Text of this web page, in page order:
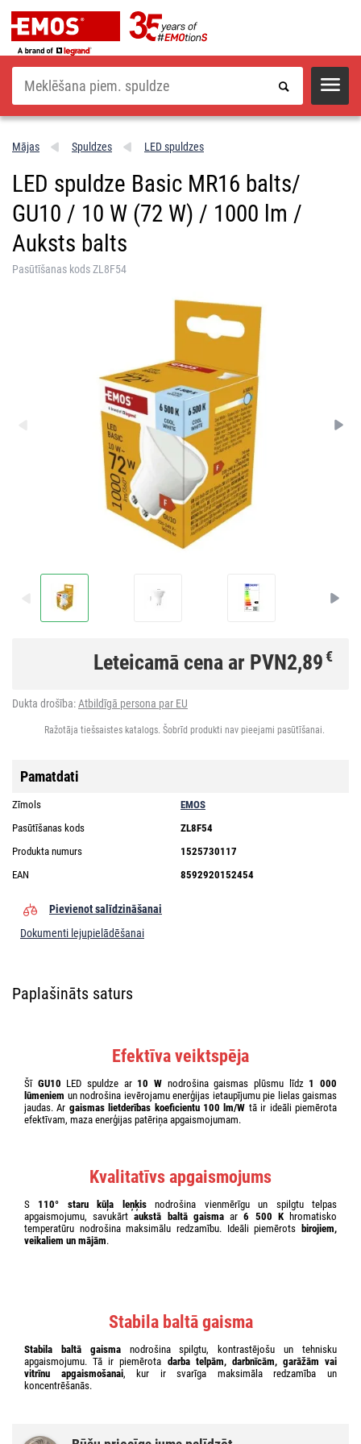
Meklēšana
Mājas Spuldzes LED spuldzes
LED spuldze Basic MR16 balts/
GU10 / 10 W (72 W) / 1000 lm /
Auksts balts
Pasūtīšanas kods ZL8F54
Leteicamā cena ar PVN2,89€
Dukta drošība:Atbildīgā persona par EU
Ražotāja tiešsaistes katalogs. Šobrīd produkti nav pieejami pasūtīšanai.
Pamatdati
Zīmols
EMOS
Pasūtīšanas kods
ZL8F54
Produkta numurs
1525730117
EAN
8592920152454
Pievienot salīdzināšanai
Dokumenti lejupielādēšanai
Paplašināts saturs
Efektīva veiktspēja
Šī GU10 LED spuldze ar 10 W nodrošina gaismas plūsmu līdz 1 000
lūmeniem un nodrošina ievērojamu enerģijas ietaupījumu pie lielas gaismas
jaudas. Ar gaismas lietderības koeficientu 100 lm/W tā ir ideāli piemērota
efektīvam, maza enerģijas patēriņa apgaismojumam.
Kvalitatīvs apgaismojums
S 110° staru kūļa leņķisnodrošina vienmērīgu un spilgtu telpas
apgaismojumu, savukārtaukstā baltā gaismaar6 500 Khromatisko
temperatūru nodrošina maksimālu redzamību. Ideāli piemērots birojiem,
veikaliem un mājām.
Stabila baltā gaisma
Stabila baltā gaismanodrošina spilgtu, kontrastējošu un tehnisku
apgaismojumu. Tā ir piemērota darba telpām, darbnīcām, garāžām vai
vitrīnu apgaismošanai, kur ir svarīga maksimāla redzamība un
koncentrēšanās.